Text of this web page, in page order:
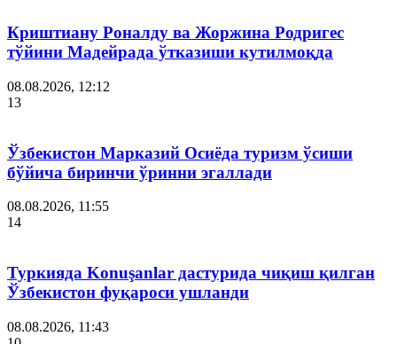
Криштиану Роналду ва Жоржина Родригес
тўйини Мадейрада ўтказиши кутилмоқда
08.08.2026, 12:12
13
Ўзбекистон Марказий Осиёда туризм ўсиши
бўйича биринчи ўринни эгаллади
08.08.2026, 11:55
14
Туркияда Konuşanlar дастурида чиқиш қилган
Ўзбекистон фуқароси ушланди
08.08.2026, 11:43